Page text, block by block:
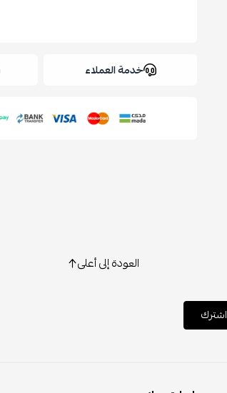
خدمة العملاء
العودة إلى أعلى
اشترك